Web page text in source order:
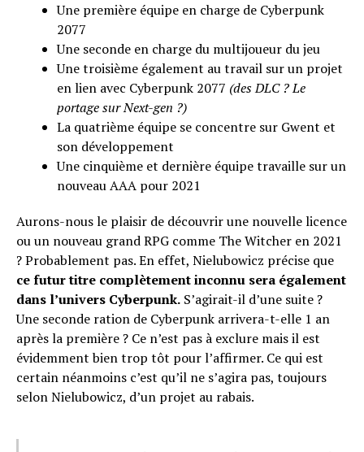
Une première équipe en charge de Cyberpunk
2077
Une seconde en charge du multijoueur du jeu
Une troisième également au travail sur un projet
en lien avec Cyberpunk 2077 (des DLC ? Le
portage sur Next-gen ?)
La quatrième équipe se concentre sur Gwent et
son développement
Une cinquième et dernière équipe travaille sur un
nouveau AAA pour 2021
Aurons-nous le plaisir de découvrir une nouvelle licence
ou un nouveau grand RPG comme The Witcher en 2021
? Probablement pas. En effet, Nielubowicz précise que
ce futur titre complètement inconnu sera également
dans l’univers Cyberpunk. S’agirait-il d’une suite ?
Une seconde ration de Cyberpunk arrivera-t-elle 1 an
après la première ? Ce n’est pas à exclure mais il est
évidemment bien trop tôt pour l’affirmer. Ce qui est
certain néanmoins c’est qu’il ne s’agira pas, toujours
selon Nielubowicz, d’un projet au rabais.